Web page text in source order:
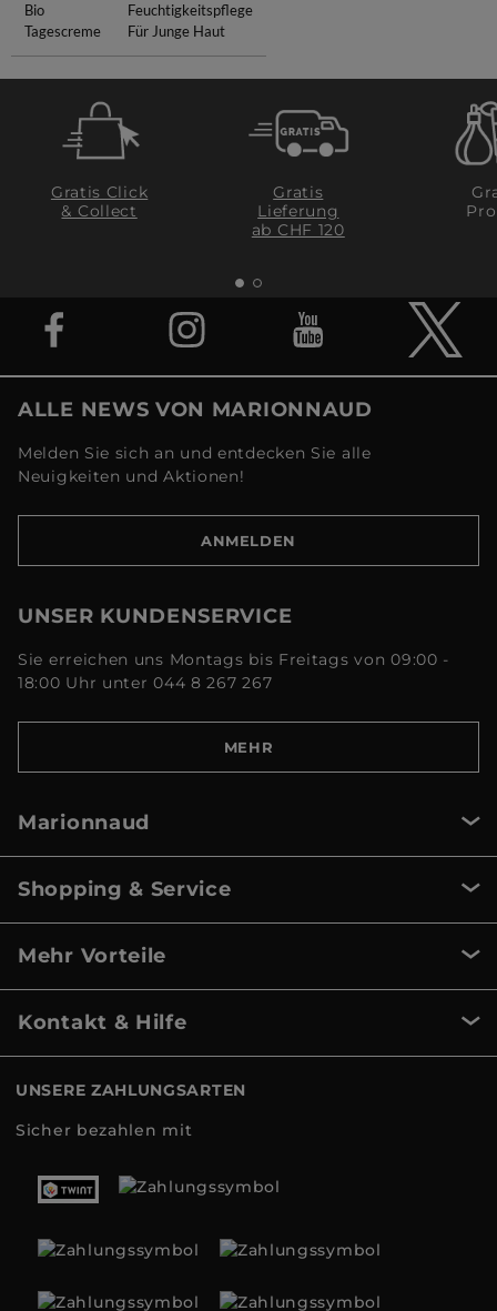
Bio
Tagescreme
Feuchtigkeitspflege
Für Junge Haut
Gratis Click
& Collect
Gratis
Lieferung
ab CHF 120
ALLE NEWS VON MARIONNAUD
Melden Sie sich an und entdecken Sie alle
Neuigkeiten und Aktionen!
ANMELDEN
UNSER KUNDENSERVICE
Sie erreichen uns Montags bis Freitags von 09:00 -
18:00 Uhr unter 044 8 267 267
MEHR
Marionnaud
Shopping & Service
Mehr Vorteile
Kontakt & Hilfe
UNSERE ZAHLUNGSARTEN
Sicher bezahlen mit